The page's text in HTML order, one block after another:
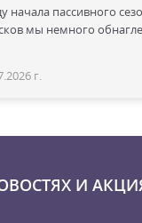
начала пассивного
мы немного
г.
И